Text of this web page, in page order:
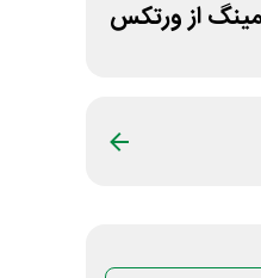
از ورتکس